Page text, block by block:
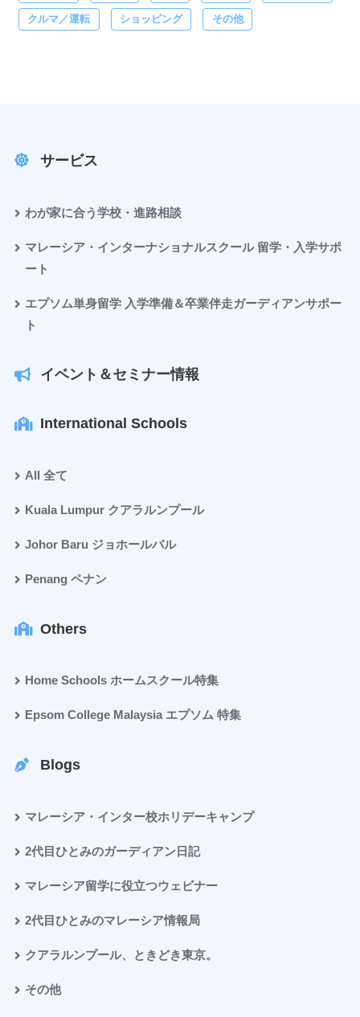
クルマ／運転 ショッピング その他
サービス
わが家に合う学校・進路相談
マレーシア・インターナショナルスクール 留学・入学サポ
ート
エプソム単身留学 入学準備＆卒業伴走ガーディアンサポー
ト
イベント＆セミナー情報
International Schools
All 全て
Kuala Lumpur クアラルンプール
Johor Baru ジョホールバル
Penang ペナン
Others
Home Schools ホームスクール特集
Epsom College Malaysia エプソム 特集
Blogs
マレーシア・インター校ホリデーキャンプ
2代目ひとみのガーディアン日記
マレーシア留学に役立つウェビナー
2代目ひとみのマレーシア情報局
クアラルンプール、ときどき東京。
その他